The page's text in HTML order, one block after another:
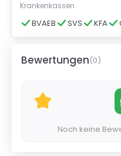
Krankenkassen
BVAEB SVS KFA
Bewertungen(0)
Noch keine